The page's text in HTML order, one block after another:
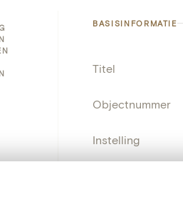
BASISINFORMATIE
Titel
Objectnummer
Instelling